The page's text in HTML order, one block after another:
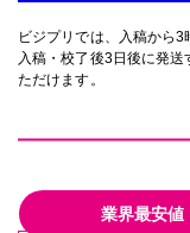
屋内用規定
ビジプリでは、入稿から
入稿・校了後3日後に発
ただけます。
業界最安値